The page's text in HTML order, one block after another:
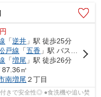
円
「逆井 」駅 徒歩25分
戸線 「五香 」駅 バス7分 「南増尾１・３丁目」 停歩3分
「増尾 」駅 徒歩26分
㎡
南増尾２丁目
きで安全性◎ ●食洗機や追い焚